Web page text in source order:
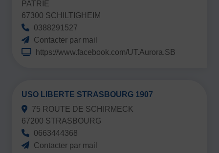
PATRIE
67300 SCHILTIGHEIM
0388291527
Contacter par mail
https://www.facebook.com/UT.Aurora.SB
USO LIBERTE STRASBOURG 1907
75 ROUTE DE SCHIRMECK
67200 STRASBOURG
0663444368
Contacter par mail